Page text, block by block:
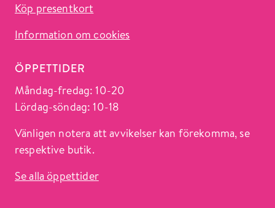
Köp presentkort
Information om cookies
ÖPPETTIDER
Måndag-fredag: 10-20
Lördag-söndag: 10-18
Vänligen notera att avvikelser kan förekomma, se
respektive butik.
Se alla öppettider